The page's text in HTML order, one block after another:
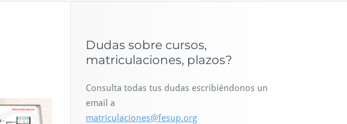
Dudas sobre cursos,
matriculaciones, plazos?
Consulta todas tus dudas escribiéndonos un
email a
matriculaciones@fesup.org